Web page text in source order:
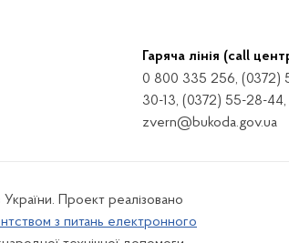
Гаряча лінія (call
0 800 335 256, (0372)
30-13, (0372) 55-28-44,
zvern@bukoda.gov.ua
України. Проект реалізовано
з питань електронного